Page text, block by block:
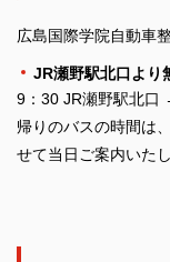
広島国際学院自動車
JR瀬野駅北口より
9：30 JR瀬野駅北口
帰りのバスの時間は
せて当日ご案内いたし